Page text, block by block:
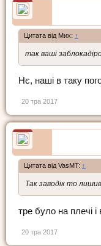
Цитата від Мих: ↑
так ваші
Нє, наші в таку
20 тра 2017
Цитата від VasMT: ↑
Так заводік то
тре було на плечі і
20 тра 2017